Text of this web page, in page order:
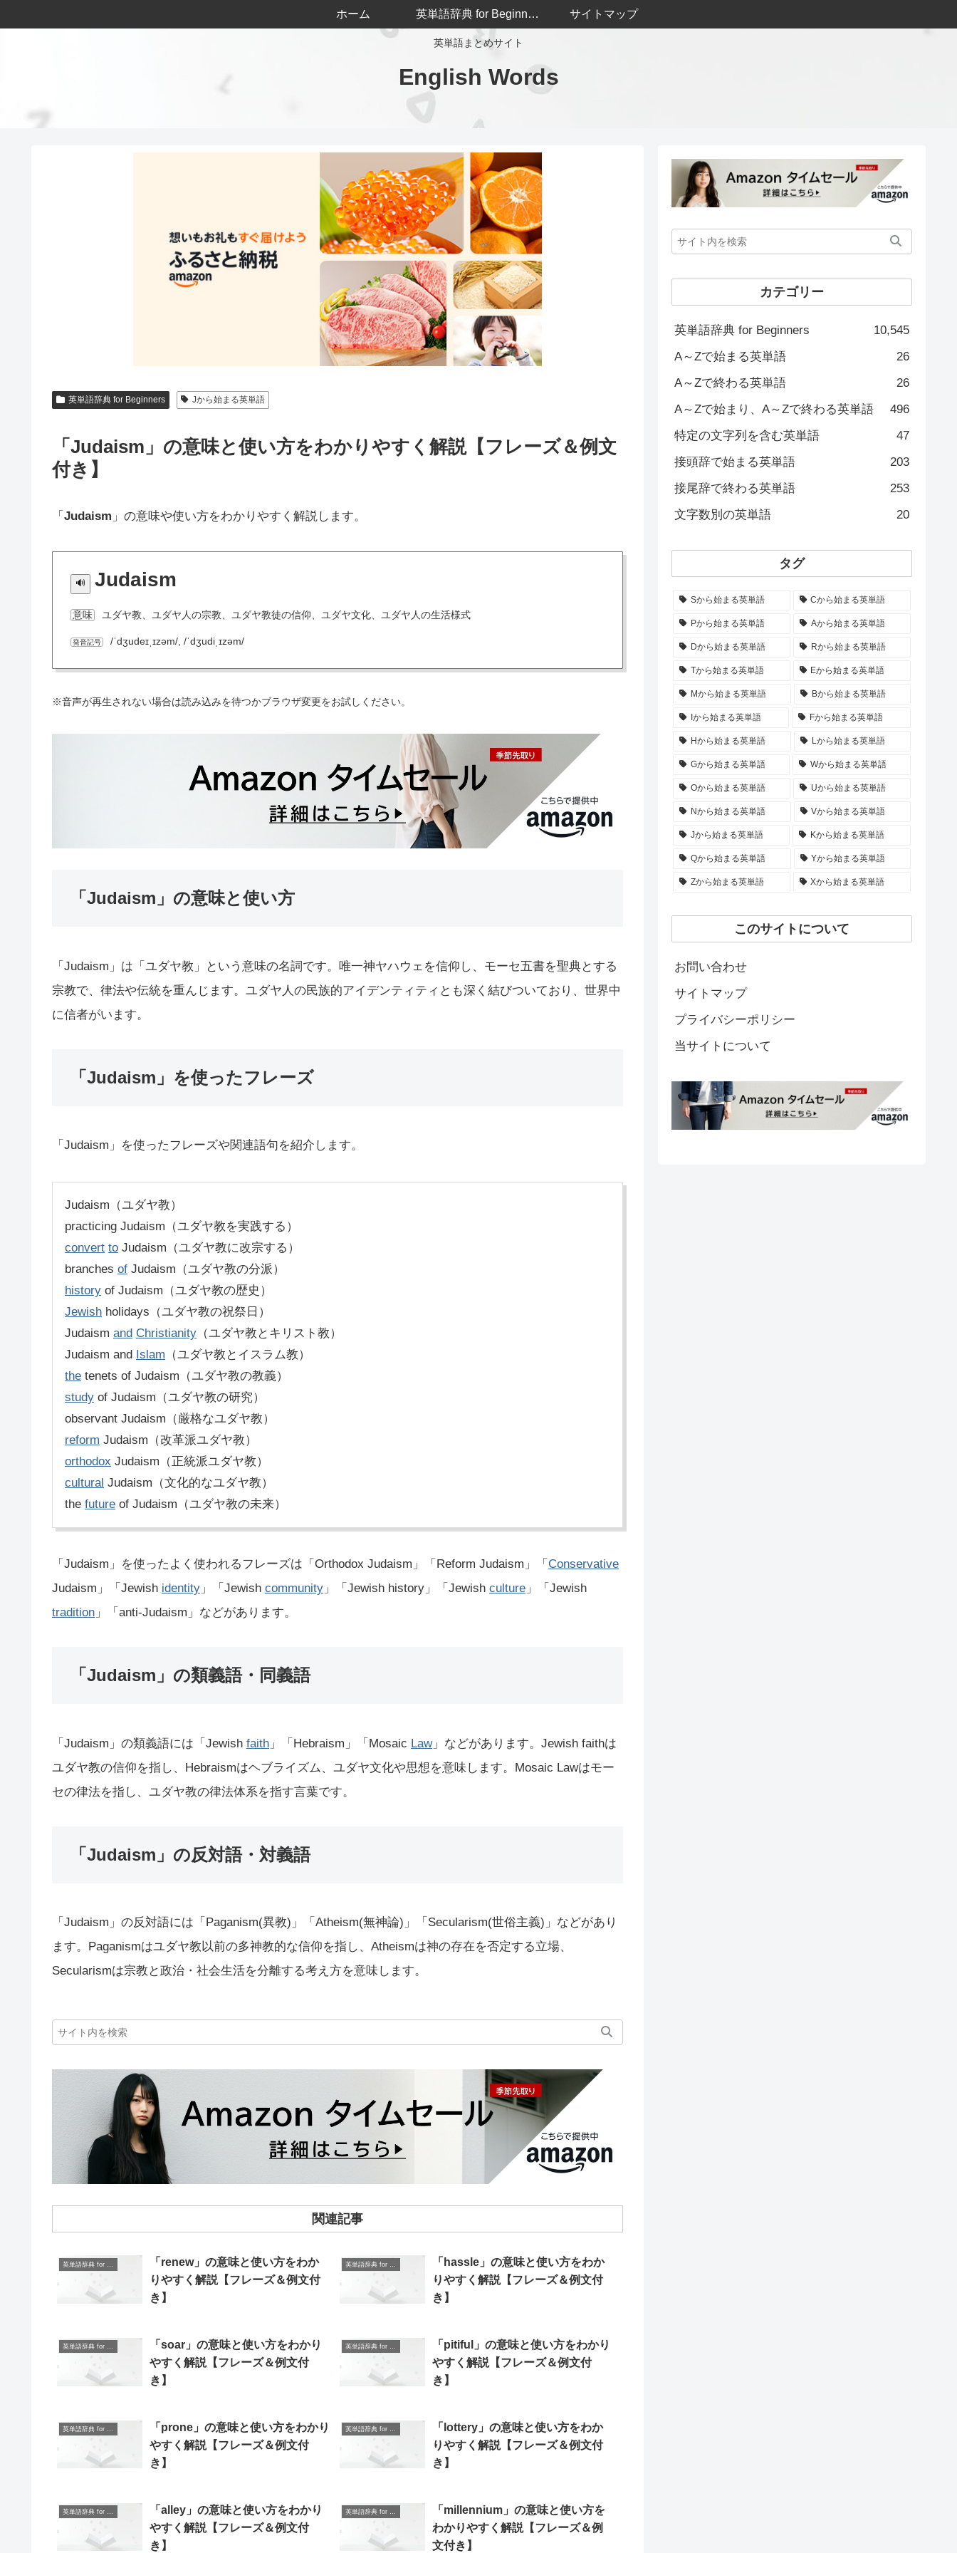
英単語まとめサイト
English Words
ホーム 英単語辞典 for Beginners サイトマップ
英単語辞典 for Beginners Jから始まる英単語
「Judaism」の意味と使い方をわかりやすく解説【フレーズ＆例文
付き】
「 Judaism 」の意味や使い方をわかりやすく解説します。
Judaism
意味 ユダヤ教、ユダヤ人の宗教、ユダヤ教徒の信仰、ユダヤ文化、ユダヤ人の生活様式
発音記号 /ˈdʒudeɪˌɪzəm/, /ˈdʒudiˌɪzəm/
※音声が再生されない場合は読み込みを待つかブラウザ変更をお試しください。
「Judaism」の意味と使い方
「Judaism」は「ユダヤ教」という意味の名詞です。唯一神ヤハウェを信仰し、モーセ五書を聖典とする
宗教で、律法や伝統を重んじます。ユダヤ人の民族的アイデンティティとも深く結びついており、世界中
に信者がいます。
「Judaism」を使ったフレーズ
「Judaism」を使ったフレーズや関連語句を紹介します。
Judaism（ユダヤ教）
practicing Judaism（ユダヤ教を実践する）
convert to Judaism（ユダヤ教に改宗する）
branches of Judaism（ユダヤ教の分派）
history of Judaism（ユダヤ教の歴史）
Jewish holidays（ユダヤ教の祝祭日）
Judaism and Christianity （ユダヤ教とキリスト教）
Judaism and
Islam （ユダヤ教とイスラム教）
the tenets of Judaism（ユダヤ教の教義）
study of Judaism（ユダヤ教の研究）
observant Judaism（厳格なユダヤ教）
reform Judaism（改革派ユダヤ教）
orthodox Judaism（正統派ユダヤ教）
cultural Judaism（文化的なユダヤ教）
the future of Judaism（ユダヤ教の未来）
「Judaism」を使ったよく使われるフレーズは「Orthodox Judaism」「Reform Judaism」「 Conservative
Judaism」「Jewish identity 」「Jewish community 」「Jewish history」「Jewish culture 」「Jewish
tradition 」「anti-Judaism」などがあります。
「Judaism」の類義語・同義語
「Judaism」の類義語には「Jewish faith 」「Hebraism」「Mosaic Law」などがあります。Jewish faithは
ユダヤ教の信仰を指し、Hebraismはヘブライズム、ユダヤ文化や思想を意味します。Mosaic Lawはモー
セの律法を指し、ユダヤ教の律法体系を指す言葉です。
「Judaism」の反対語・対義語
「Judaism」の反対語には「Paganism(異教)」「Atheism(無神論)」「Secularism(世俗主義)」などがあり
ます。Paganismはユダヤ教以前の多神教的な信仰を指し、Atheismは神の存在を否定する立場、
Secularismは宗教と政治・社会生活を分離する考え方を意味します。
関連記事
「renew」の意味と使い方をわか
りやすく解説【フレーズ＆例文付
き】
「hassle」の意味と使い方をわか
りやすく解説【フレーズ＆例文付
き】
英単語辞典 for Beginners
「soar」の意味と使い方をわかり
やすく解説【フレーズ＆例文付
き】
英単語辞典 for Beginners
「pitiful」の意味と使い方をわかり
やすく解説【フレーズ＆例文付
き】
英単語辞典 for Beginners
「prone」の意味と使い方をわかり
やすく解説【フレーズ＆例文付
き】
英単語辞典 for Beginners
「lottery」の意味と使い方をわか
りやすく解説【フレーズ＆例文付
き】
「alley」の意味と使い方をわかり
やすく解説【フレーズ＆例文付
き】
「millennium」の意味と使い方を
わかりやすく解説【フレーズ＆例
文付き】
カテゴリー
英単語辞典 for Beginners
10,545
A～Zで始まる英単語
26
A～Zで終わる英単語
26
A～Zで始まり、A～Zで終わる英単語
496
特定の文字列を含む英単語
47
接頭辞で始まる英単語
203
接尾辞で終わる英単語
253
文字数別の英単語
20
タグ
Sから始まる英単語 Cから始まる英単語
Pから始まる英単語 Aから始まる英単語
Dから始まる英単語 Rから始まる英単語
Tから始まる英単語 Eから始まる英単語
Mから始まる英単語 Bから始まる英単語
Iから始まる英単語 Fから始まる英単語
Hから始まる英単語 Lから始まる英単語
Gから始まる英単語 Wから始まる英単語
Oから始まる英単語 Uから始まる英単語
Nから始まる英単語 Vから始まる英単語
Jから始まる英単語 Kから始まる英単語
Qから始まる英単語 Yから始まる英単語
Zから始まる英単語 Xから始まる英単語
このサイトについて
お問い合わせ
サイトマップ
プライバシーポリシー
当サイトについて